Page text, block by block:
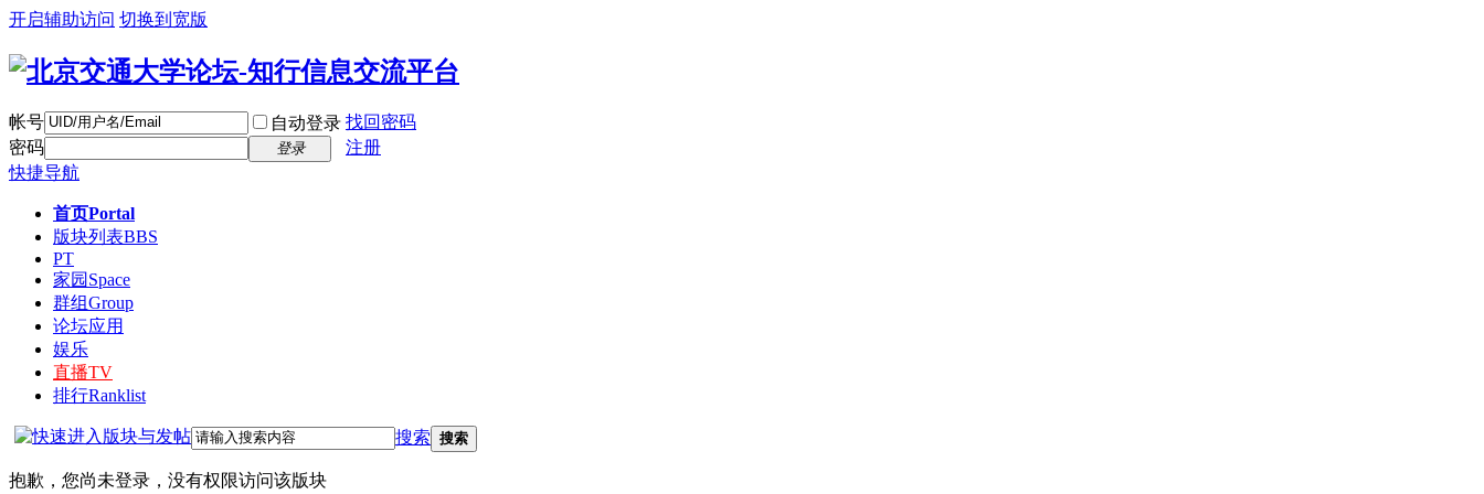
开启辅助访问 切换到宽版
帐号 自动登录 找回密码
密码
登录
注册
快捷导航
首页Portal
版块列表BBS
PT
家园 Space
群组Group
论坛应用
娱乐
直播TV
排行Ranklist
搜索 搜索
抱歉，您尚未登录，没有权限访问该版块